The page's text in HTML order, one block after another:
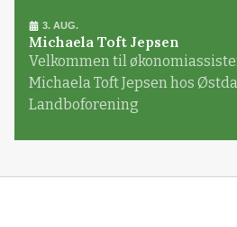
3. AUG.
Michaela Toft Jepsen
Velkommen til
Michaela Toft Jepsen hos
Landboforening